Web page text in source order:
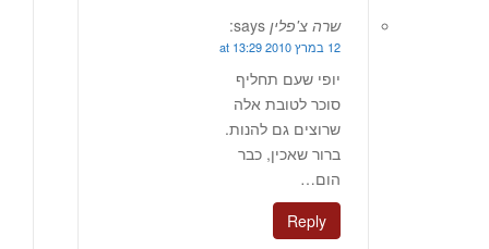
שרה צ'פלין says:
12 במרץ 2010 at 13:29
יופי שעם תחליף
סוכר לטובת אלה
שרוצים גם להנות.
ברור שאכין, כבר
הום…
Reply